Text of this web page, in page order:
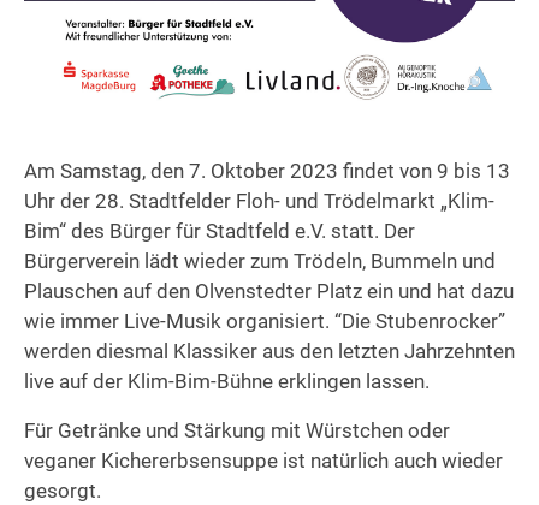
Am Samstag, den 7. Oktober 2023 findet von 9 bis 13
Uhr der 28. Stadtfelder Floh- und Trödelmarkt „Klim-
Bim“ des Bürger für Stadtfeld e.V. statt. Der
Bürgerverein lädt wieder zum Trödeln, Bummeln und
Plauschen auf den Olvenstedter Platz ein und hat dazu
wie immer Live-Musik organisiert. “Die Stubenrocker”
werden diesmal Klassiker aus den letzten Jahrzehnten
live auf der Klim-Bim-Bühne erklingen lassen.
Für Getränke und Stärkung mit Würstchen oder
veganer Kichererbsensuppe ist natürlich auch wieder
gesorgt.